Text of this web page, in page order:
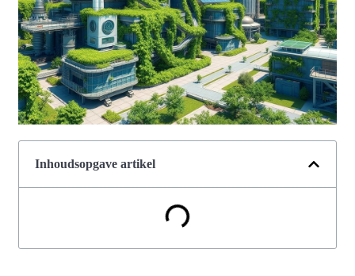
Inhoudsopgave artikel